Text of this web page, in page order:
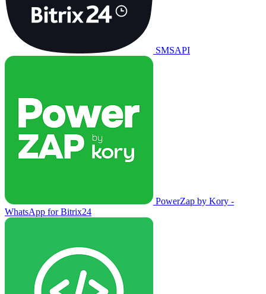
SMSAPI
PowerZap by Kory -
WhatsApp for Bitrix24